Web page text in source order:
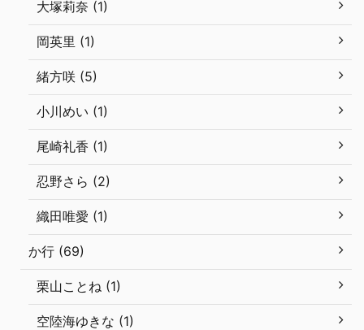
大塚莉奈 (1)
岡英里 (1)
緒方咲 (5)
小川めい (1)
尾崎礼香 (1)
忍野さら (2)
織田唯愛 (1)
か行 (69)
栗山ことね (1)
空陸海ゆきな (1)